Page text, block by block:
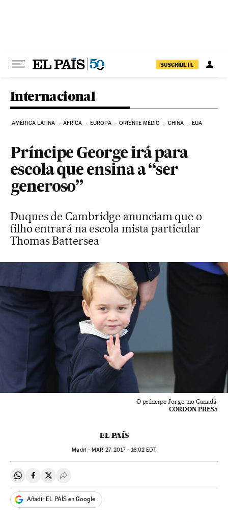
SUSCRÍBETE
Internacional
AMÉRICA LATINA ÁFRICA EUROPA ORIENTE MÉDIO CHINA EUA
Príncipe George irá para
escola que ensina a “ser
generoso”
Duques de Cambridge anunciam que o
filho entrará na escola mista particular
Thomas Battersea
O príncipe Jorge, no Canadá.
CORDON PRESS
EL PAÍS
Madri -MAR 27, 2017 - 16:02 EDT
Compartir en Whatsapp
Compartir en Facebook
Compartir en Twitter
Desplegar Redes Sociales
Añadir EL PAÍS en Google